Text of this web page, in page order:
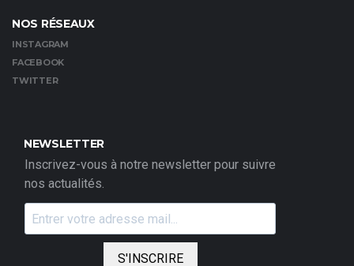
NOS RÉSEAUX
INSTAGRAM
FACEBOOK
TWITTER
NEWSLETTER
Inscrivez-vous à notre newsletter pour suivre
nos actualités.
S'INSCRIRE